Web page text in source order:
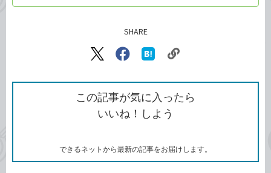
SHARE
X（旧
で
シ
ェ
ア
Facebook
シ
ェ
ア
な
ブ
ッ
ク
ク
ク
を
コ
この記事が気に入ったら
いいね！しよう
できるネットから最新の記事をお届けします。